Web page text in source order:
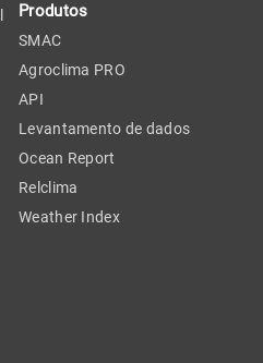
Produtos
SMAC
Agroclima PRO
API
Levantamento de dados
Ocean Report
Relclima
Weather Index